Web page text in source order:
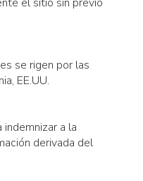
se rigen por las
EE.UU.
a la
derivada del